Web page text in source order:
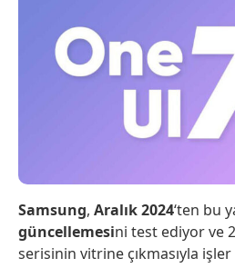
Samsung, Aralık 2024‘ten bu
güncellemesini test ediyor ve
serisinin vitrine çıkmasıyla işler